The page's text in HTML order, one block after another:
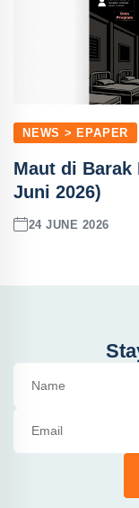
NEWS > EPAPER
Maut di Barak
Juni 2026)
24 JUNE 2026